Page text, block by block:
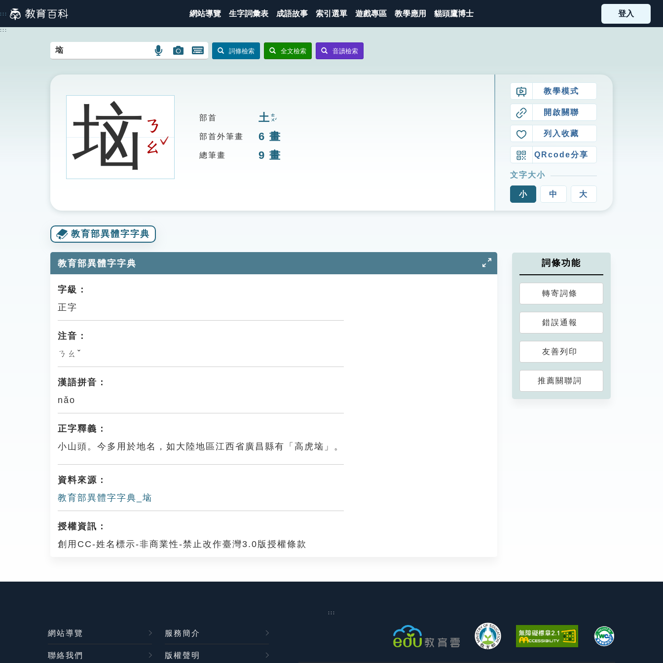
到
主
::: 網站導覽 生字詞彙表 成語故事 索引選單 遊戲專區 教學應用 貓頭鷹博士 登入
:::
語
搜
圖
圖
搜
開
鍵
詞條檢索 全文檢索 音讀檢索
垴ㄋ
ㄠ
ˇ
部首 土ㄊㄨˇ
部首外筆畫 6 畫
總筆畫 9 畫
教學模式
開啟關聯
列入收藏
QRcode分享
文字大小
小 中 大
教育部異體字字典
教育部異體字字典
字級：
正字
注音：
ㄋㄠˇ
漢語拼音：
nǎo
正字釋義：
小山頭。今多用於地名，如大陸地區江西省廣昌縣有「高虎垴」。
資料來源：
教育部異體字字典_垴
授權資訊：
創用CC-姓名標示-非商業性-禁止改作臺灣3.0版授權條款
詞條功能
轉寄詞條
錯誤通報
友善列印
推薦關聯詞
:::
網站導覽 服務簡介
聯絡我們 版權聲明